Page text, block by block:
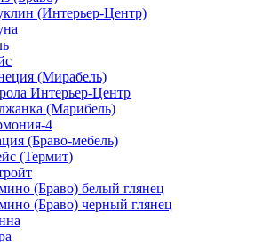
(Интерьер-Центр)
(Мирабель)
Интерьер-Центр
(Марибель)
4
(Браво-мебель)
(Термит)
(Браво) белый глянец
(Браво) черный глянец